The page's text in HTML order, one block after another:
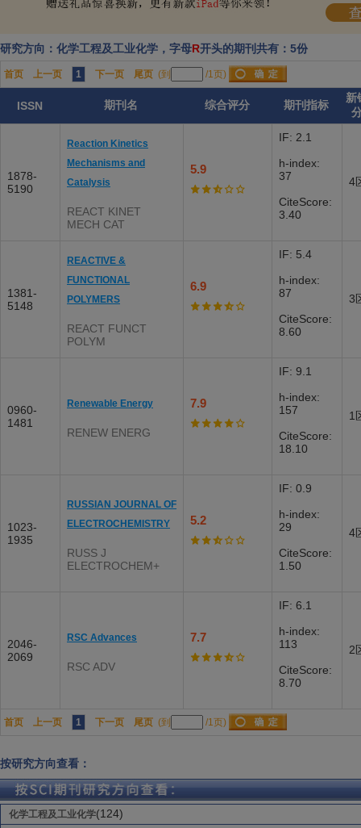
研究方向：化学工程及工业化学，字母R开头的期刊共有：5份
首页 上一页 1 下一页 尾页 (到 /1页)
ISSN 期刊名 综合评分 期刊指标
新
1878-
5190
Reaction Kinetics
Mechanisms and
Catalysis
REACT KINET
MECH CAT
5.9
IF: 2.1
h-index:
37
CiteScore:
3.40
4
1381-
5148
REACTIVE &
FUNCTIONAL
POLYMERS
REACT FUNCT
POLYM
6.9
IF: 5.4
h-index:
87
CiteScore:
8.60
3
0960-
1481
Renewable Energy
RENEW ENERG
7.9
IF: 9.1
h-index:
157
CiteScore:
18.10
1
1023-
1935
RUSSIAN JOURNAL OF
ELECTROCHEMISTRY
RUSS J
ELECTROCHEM+
5.2
IF: 0.9
h-index:
29
CiteScore:
1.50
4
2046-
2069
RSC Advances
RSC ADV
7.7
IF: 6.1
h-index:
113
CiteScore:
8.70
2
首页 上一页 1 下一页 尾页 (到 /1页)
按研究方向查看：
化学工程及工业化学(124)